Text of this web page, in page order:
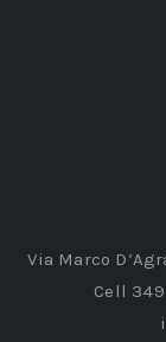
Via Marco
Cell